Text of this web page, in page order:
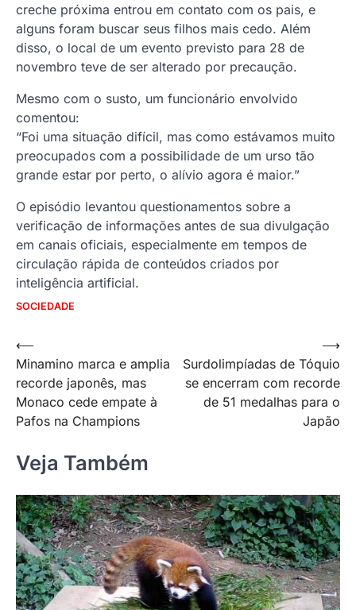
creche próxima entrou em contato com os pais, e
alguns foram buscar seus filhos mais cedo. Além
disso, o local de um evento previsto para 28 de
novembro teve de ser alterado por precaução.
Mesmo com o susto, um funcionário envolvido
comentou:
“Foi uma situação difícil, mas como estávamos muito
preocupados com a possibilidade de um urso tão
grande estar por perto, o alívio agora é maior.”
O episódio levantou questionamentos sobre a
verificação de informações antes de sua divulgação
em canais oficiais, especialmente em tempos de
circulação rápida de conteúdos criados por
inteligência artificial.
SOCIEDADE
Navegação
de
Post
⟵
Minamino marca e amplia
recorde japonês, mas
Monaco cede empate à
Pafos na Champions
Surdolimpíadas de Tóquio
se encerram com recorde
de 51 medalhas para o
Japão
⟶
Veja Também